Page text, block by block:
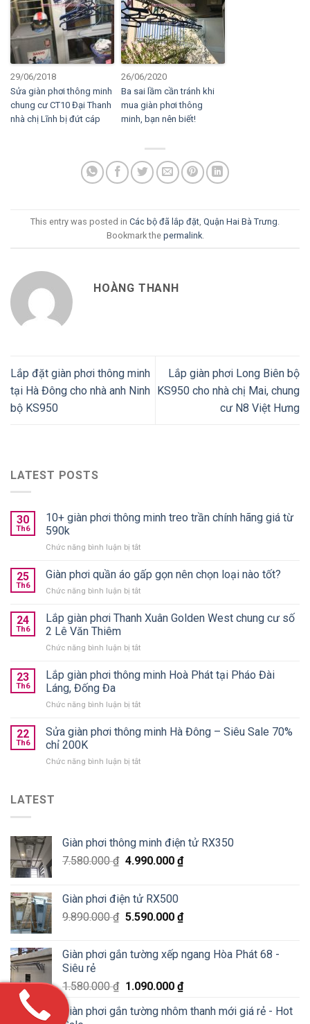
29/06/2018
Sửa giàn phơi thông minh
chung cư CT10 Đại Thanh
nhà chị Lĩnh bị đứt cáp
26/06/2020
Ba sai lầm cần tránh khi
mua giàn phơi thông
minh, bạn nên biết!
This entry was posted in Các bộ đã lắp đặt Quận Hai Bà Trưng
Bookmark the permalink.
HOÀNG THANH
Lắp đặt giàn phơi thông minh
tại Hà Đông cho nhà anh Ninh
bộ KS950
Lắp giàn phơi Long Biên bộ
KS950 cho nhà chị Mai, chung
cư N8 Việt Hưng
LATEST POSTS
30
Th6
10+ giàn phơi thông minh treo trần chính hãng giá từ
590k
Chức năng bình luận bị tắtở
giàn
phơi
thông
treo
hãng
từ
25
Th6
Giàn phơi quần áo gấp gọn nên chọn loại nào tốt?
Chức năng bình luận bị tắtở
phơi
gấp
nên
nào
24
Th6
Lắp giàn phơi Thanh Xuân Golden West chung cư số
2 Lê Văn Thiêm
Chức năng bình luận bị tắtở
giàn
Xuân
West
số
23
Th6
Lắp giàn phơi thông minh Hoà Phát tại Pháo Đài
Láng, Đống Đa
Chức năng bình luận bị tắtở
giàn
phơi
minh
Đống
Đa
22
Th6
Sửa giàn phơi thông minh Hà Đông – Siêu Sale 70%
chỉ 200K
Chức năng bình luận bị tắtở
Đông
–
Siêu
chỉ
200K
LATEST
Giàn phơi thông minh điện tử RX350
7.580.000₫ 4.990.000 ₫
Giàn phơi điện tử RX500
9.890.000₫ 5.590.000 ₫
Giàn phơi gắn tường xếp ngang Hòa Phát 68 -
Siêu rẻ
1.580.000₫ 1.090.000 ₫
Giàn phơi gắn tường nhôm thanh mới giá rẻ - Hot